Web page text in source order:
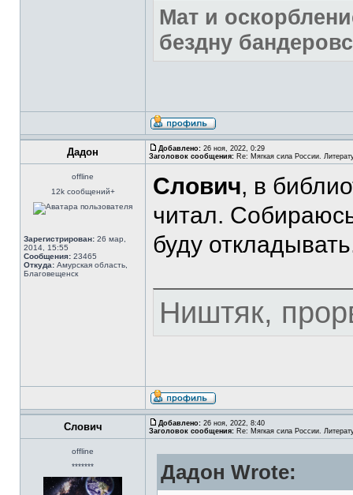
Мат и
бездну
Дадон Добавлено: 26 ноя, 2022, 0:29
Заголовок сообщения: Re: Мягкая сила России.
offline
12k сообщений+
Зарегистрирован: 26 мар,
2014, 15:55
Сообщения: 23465
Откуда: Амурская область,
Благовещенск
Слович, в
читал.
буду
Ништяк,
Слович Добавлено: 26 ноя, 2022, 8:40
Заголовок сообщения: Re: Мягкая сила России.
offline
*******
Дадон Wrote: